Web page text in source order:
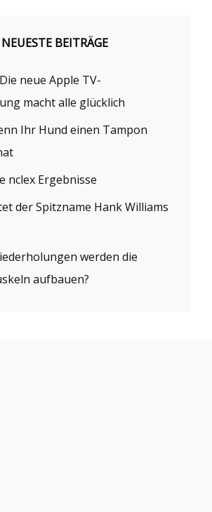
NEUESTE BEITRÄGE
neue Apple TV-
macht alle glücklich
Ihr Hund einen Tampon
nclex Ergebnisse
der Spitzname Hank Williams
werden die
aufbauen?